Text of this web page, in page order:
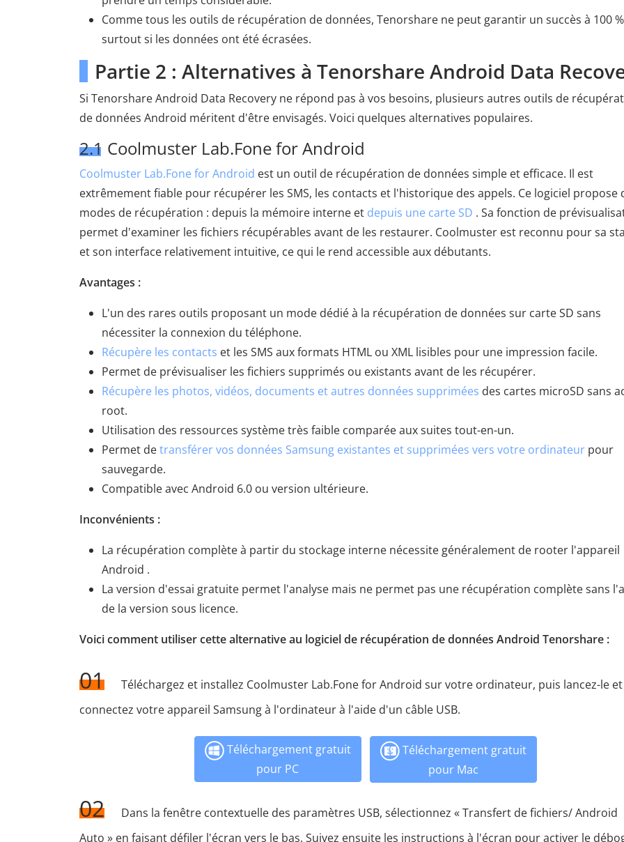
Comme tous les outils de récupération de données, Tenorshare ne peut garantir un succès à 100
surtout si les données ont été écrasées.
Partie 2 : Alternatives à Tenorshare Android Data
Si Tenorshare Android Data Recovery ne répond pas à vos besoins, plusieurs autres outils de
de données Android méritent d'être envisagés. Voici quelques alternatives populaires.
2.1 Coolmuster Lab.Fone for Android
Coolmuster Lab.Fone for Android est un outil de récupération de données simple et efficace. Il est
extrêmement fiable pour récupérer les SMS, les contacts et l'historique des appels. Ce logiciel propose
modes de récupération : depuis la mémoire interne et depuis une carte SD . Sa fonction de
permet d'examiner les fichiers récupérables avant de les restaurer. Coolmuster est reconnu pour sa
et son interface relativement intuitive, ce qui le rend accessible aux débutants.
Avantages :
L'un des rares outils proposant un mode dédié à la récupération de données sur carte SD sans
nécessiter la connexion du téléphone.
Récupère les contacts et les SMS aux formats HTML ou XML lisibles pour une impression facile.
Permet de prévisualiser les fichiers supprimés ou existants avant de les récupérer.
Récupère les photos, vidéos, documents et autres données supprimées des cartes microSD sans
root.
Utilisation des ressources système très faible comparée aux suites tout-en-un.
Permet detransférer vos données Samsung existantes et supprimées vers votre ordinateur pour
sauvegarde.
Compatible avec Android 6.0 ou version ultérieure.
Inconvénients :
La récupération complète à partir du stockage interne nécessite généralement de rooter l'appareil
Android .
La version d'essai gratuite permet l'analyse mais ne permet pas une récupération complète sans
de la version sous licence.
Voici comment utiliser cette alternative au logiciel de récupération de données Android Tenorshare :
01
Téléchargez et installez Coolmuster Lab.Fone for Android sur votre ordinateur, puis lancez-le et
connectez votre appareil Samsung à l'ordinateur à l'aide d'un câble USB.
Téléchargement gratuit
pour PC
Téléchargement gratuit
pour Mac
02
Dans la fenêtre contextuelle des paramètres USB, sélectionnez « Transfert de fichiers/ Android
Auto » en faisant défiler l'écran vers le bas. Suivez ensuite les instructions à l'écran pour activer le